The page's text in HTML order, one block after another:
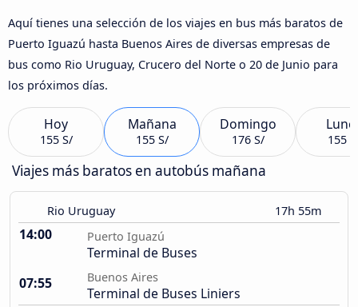
Aquí tienes una selección de los viajes en bus más baratos de
Puerto Iguazú hasta Buenos Aires de diversas empresas de
bus como Rio Uruguay, Crucero del Norte o 20 de Junio para
los próximos días.
Hoy
155 S/
Mañana
155 S/
Domingo
176 S/ 155
Viajes más baratos en autobús mañana
Rio Uruguay 17h 55m
14:00 Puerto Iguazú
Terminal de Buses
07:55
Buenos Aires
Terminal de Buses Liniers